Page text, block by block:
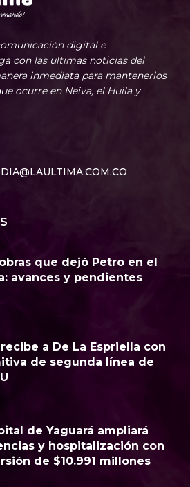
digital e
con las ultimas noticias del
inmediata para mantenerlos
ocurre en Neiva, el Huila y
que dejó Petro en el
avances y pendientes
a De La Espriella con
de segunda línea de
de Yaguará ampliará
y hospitalización con
de $10.991 millones